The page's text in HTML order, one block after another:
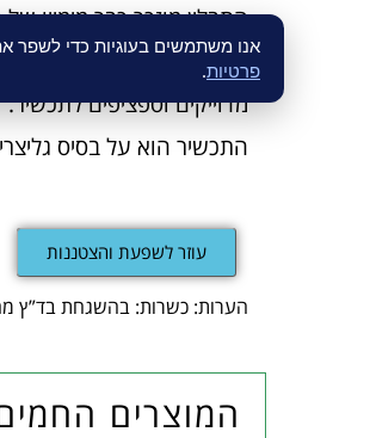
התבלין מוזכר כבר מימייו
קרוצ'יק מכילה תמצית של
מדוייקים וספציפים לתכשיר.
התכשיר הוא על בסיס
עוזר לשפעת והצטננות
הערות: כשרות: בהשגחת בד”ץ
המוצרים
אנו משתמשים בעוגיות כדי לשפר
פרטיות.